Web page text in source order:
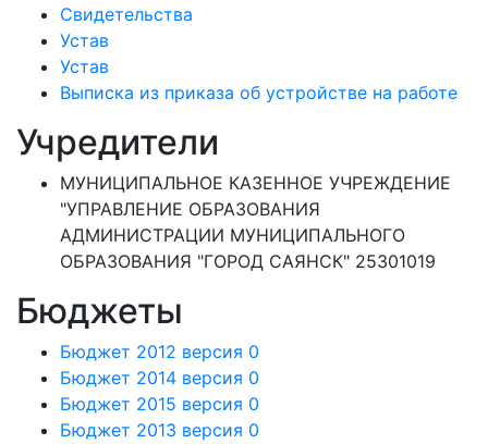
Свидетельства
Устав
Устав
Выписка из приказа об устройстве на работе
Учредители
МУНИЦИПАЛЬНОЕ КАЗЕННОЕ УЧРЕЖДЕНИЕ
"УПРАВЛЕНИЕ ОБРАЗОВАНИЯ
АДМИНИСТРАЦИИ МУНИЦИПАЛЬНОГО
ОБРАЗОВАНИЯ "ГОРОД САЯНСК" 25301019
Бюджеты
Бюджет 2012 версия 0
Бюджет 2014 версия 0
Бюджет 2015 версия 0
Бюджет 2013 версия 0